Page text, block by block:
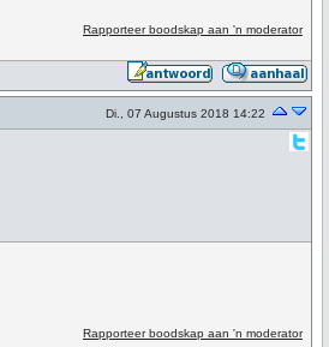
Rapporteer boodskap aan 'n moderator
Di., 07 Augustus 2018 14:22
Rapporteer boodskap aan 'n moderator